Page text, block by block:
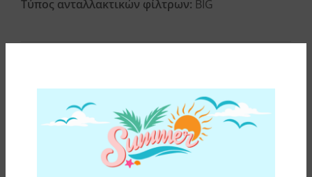
Τύπος ανταλλακτικών φίλτρων: BIG
ΕΠΙΠΛΕΟΝ ΠΛΗΡΟΦΟΡΙΕΣ